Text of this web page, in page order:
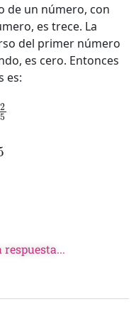
de un número, con
es trece. La
del primer número
es cero. Entonces
es:
2